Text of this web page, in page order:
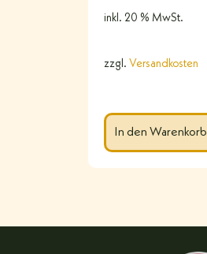
inkl. 20 % MwSt.
zzgl. Versandkosten
In den Warenkorb